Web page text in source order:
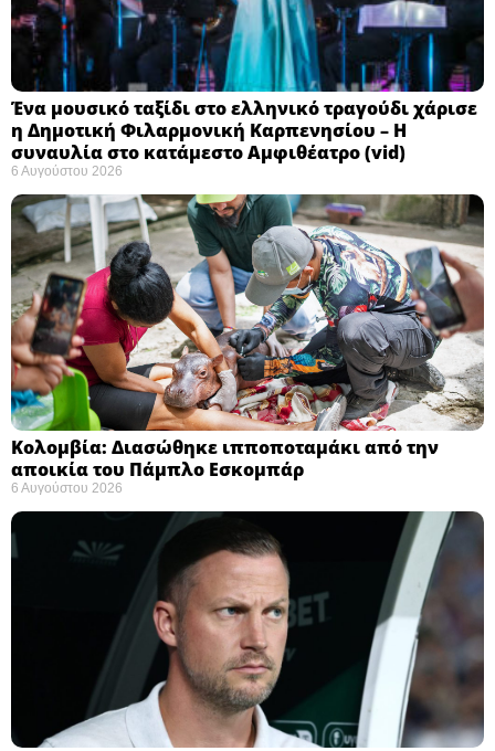
Ένα μουσικό ταξίδι στο ελληνικό τραγούδι χάρισε
η Δημοτική Φιλαρμονική Καρπενησίου – Η
συναυλία στο κατάμεστο Αμφιθέατρο (vid)
6 Αυγούστου 2026
Κολομβία: Διασώθηκε ιπποποταμάκι από την
αποικία του Πάμπλο Εσκομπάρ ​
6 Αυγούστου 2026